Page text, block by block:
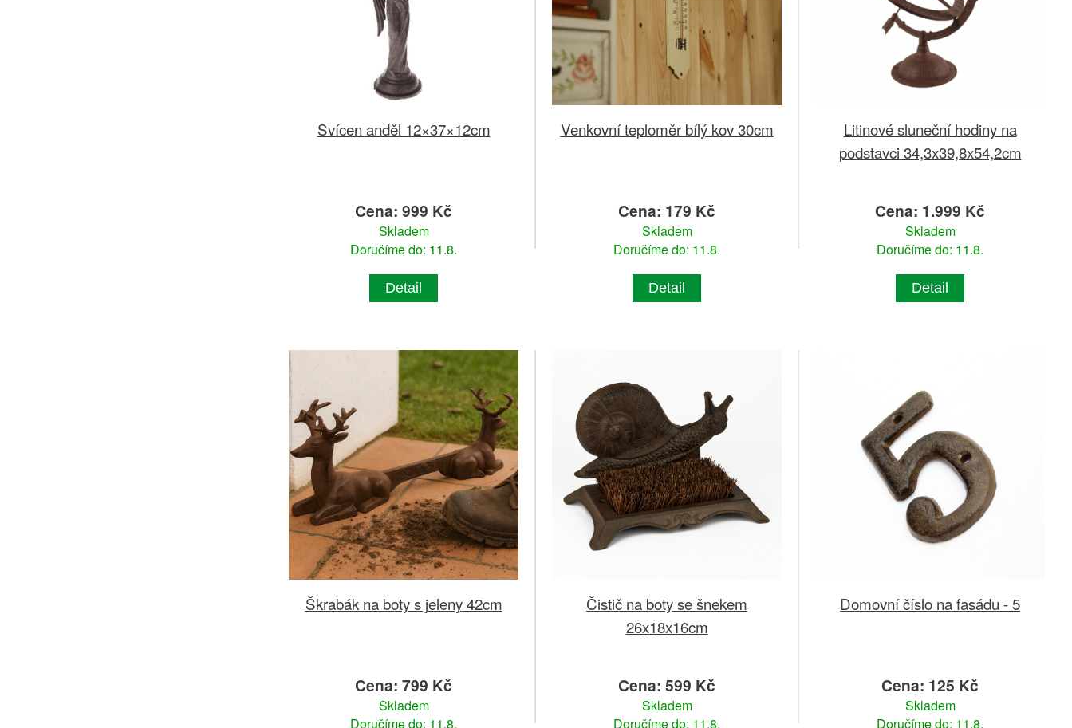
Svícen anděl 12×37×12cm
Cena: 999 Kč
Skladem
Doručíme do: 11.8.
Detail
Venkovní teploměr bílý kov 30cm
Cena: 179 Kč
Skladem
Doručíme do: 11.8.
Detail
Litinové sluneční hodiny na
podstavci 34,3x39,8x54,2cm
Cena: 1.999 Kč
Skladem
Doručíme do: 11.8.
Detail
Škrabák na boty s jeleny 42cm
Cena: 799 Kč
Skladem
Doručíme do: 11.8.
Čistič na boty se šnekem
26x18x16cm
Cena: 599 Kč
Skladem
Doručíme do: 11.8.
Domovní číslo na fasádu - 5
Cena: 125 Kč
Skladem
Doručíme do: 11.8.